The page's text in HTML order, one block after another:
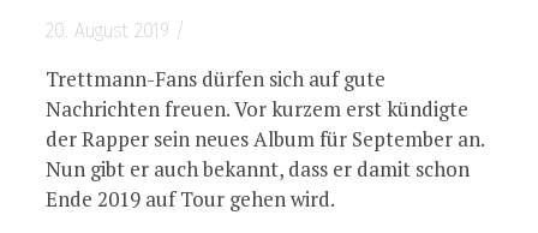
20. August 2019 /
Trettmann-Fans dürfen sich auf gute
Nachrichten freuen. Vor kurzem erst kündigte
der Rapper sein neues Album für September an.
Nun gibt er auch bekannt, dass er damit schon
Ende 2019 auf Tour gehen wird.